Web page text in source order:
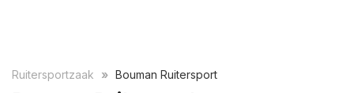
Ruitersportzaak Bouman Ruitersport